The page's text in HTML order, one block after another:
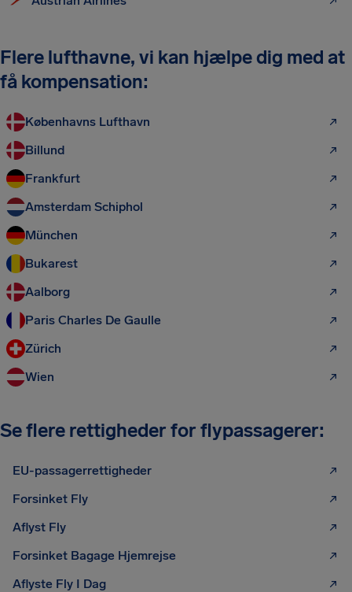
Flere lufthavne, vi kan hjælpe dig med at
få kompensation:
Københavns Lufthavn
Billund
Frankfurt
Amsterdam Schiphol
München
Bukarest
Aalborg
Paris Charles De Gaulle
Zürich
Wien
Se flere rettigheder for flypassagerer:
EU-passagerrettigheder
Forsinket Fly
Aflyst Fly
Forsinket Bagage Hjemrejse
Aflyste Fly I Dag